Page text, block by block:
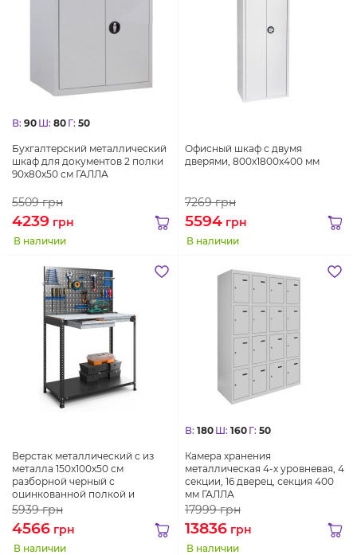
В: 90 Ш: 80 Г: 50
Бухгалтерский металлический
шкаф для документов 2 полки
90х80х50 см ГАЛЛА
5509грн
4239 грн
В наличии
Офисный шкаф с двумя
дверями, 800х1800х400 мм
7269грн
5594 грн
В наличии
Верстак металлический с из
металла 150x100x50 см
разборной черный с
оцинкованной полкой и
выдвижным ящиком
5939грн
4566 грн
В наличии
В: 180 Ш: 160 Г: 50
Камера хранения
металлическая 4-х уровневая, 4
секции, 16 дверец, секция 400
мм ГАЛЛА
17999грн
13836 грн
В наличии